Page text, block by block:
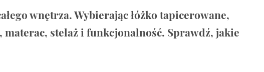
wnętrza. Wybierając łóżko tapicerowane,
stelaż i funkcjonalność. Sprawdź, jakie